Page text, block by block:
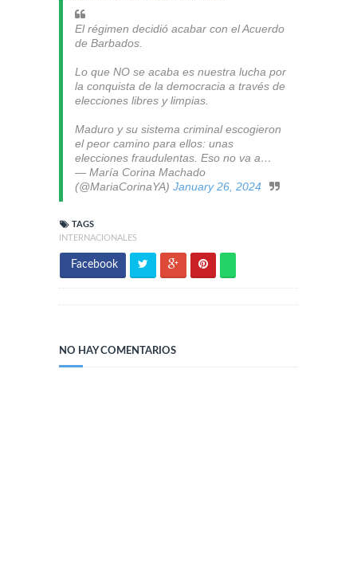
El régimen decidió acabar con el Acuerdo
de Barbados.
Lo que NO se acaba es nuestra lucha por
la conquista de la democracia a través de
elecciones libres y limpias.
Maduro y su sistema criminal escogieron
el peor camino para ellos: unas
elecciones fraudulentas. Eso no va a…
— María Corina Machado
(@MariaCorinaYA) January 26, 2024
TAGS
INTERNACIONALES
Facebook
NO HAY COMENTARIOS